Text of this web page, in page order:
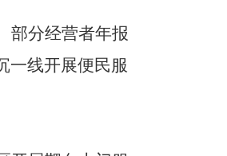
部分经营者年报
一线开展便民服